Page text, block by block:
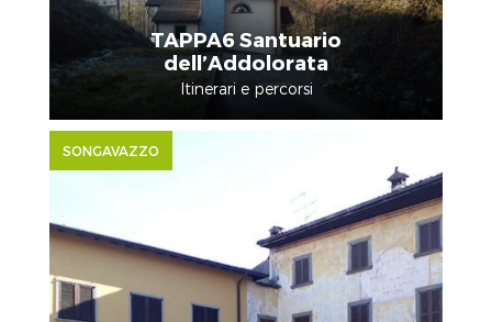
TAPPA6 Santuario
dell’Addolorata
Itinerari e percorsi
SONGAVAZZO